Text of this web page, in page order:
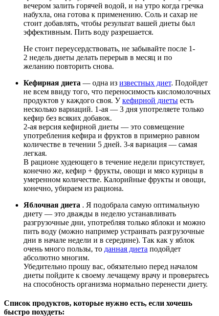
вечером залить горячей водой, и на утро когда гречка
набухла, она готова к применению. Соль и сахар не
стоит добавлять, чтобы результат вашей диеты был
эффективным. Пить воду разрешается.
Не стоит переусердствовать, не забывайте после 1-
2 недель диеты делать перерыв в месяц и по
желанию повторить снова.
Кефирная диета — одна из известных диет. Подойдет
не всем ввиду того, что переносимость кисломолочных
продуктов у каждого своя. Укефирной диеты есть
несколько вариаций. 1-ая — 3 дня употреляете только
кефир без всяких добавок.
2-ая версия кефирной диеты — это совмещение
употребления кефира и фруктов в примерно равном
количестве в течении 5 дней. 3-я вариация — самая
легкая.
В рационе худеющего в течение недели присутствует,
конечно же, кефир + фрукты, овощи и мясо курицы в
умеренном количестве. Калорийные фрукты и овощи,
конечно, убираем из рациона.
Яблочная диета . Я подобрала самую оптимальную
диету — это дважды в неделю устанавливать
разгрузочные дни, употребляя только яблоки и можно
пить воду (можно например устраивать разгрузочные
дни в начале недели и в середине). Так как у яблок
очень много пользы, то данная диета подойдет
абсолютно многим.
Убедительно прошу вас, обязательно перед началом
диеты пойдите к своему лечащему врачу и проверьтесь
на способность организма нормально перенести диету.
Список продуктов, которые нужно есть, если хочешь
быстро похудеть: